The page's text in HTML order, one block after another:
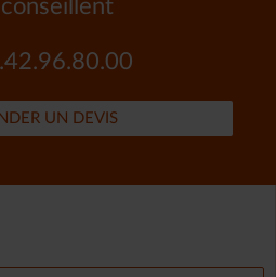
UN DEVIS